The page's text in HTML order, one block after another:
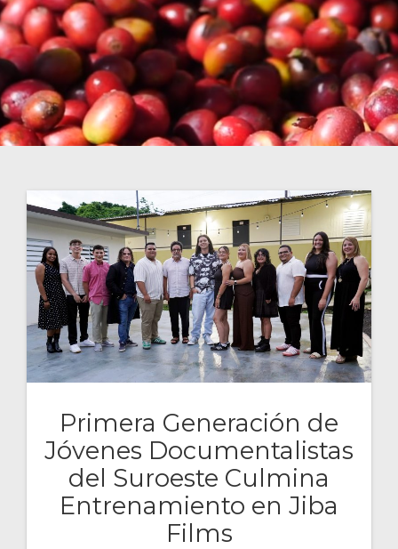
Primera Generación de
Jóvenes Documentalistas
del Suroeste Culmina
Entrenamiento en Jiba
Films